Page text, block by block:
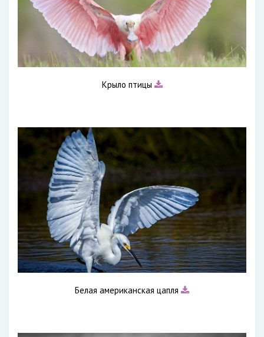
Крыло птицы
Белая американская цапля